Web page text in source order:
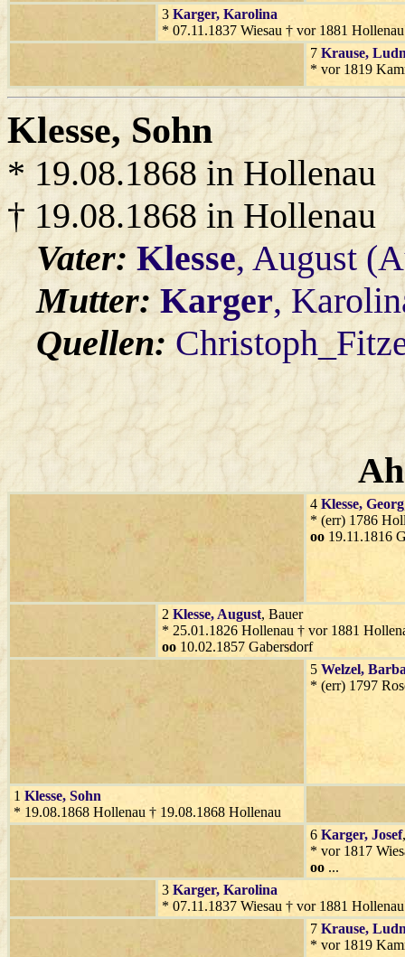
3 Karger, Karolina
* 07.11.1837 Wiesau † vor 1881 Hollenau
7 Krause,
* vor 1819
Klesse, Sohn
* 19.08.1868 in Hollenau
† 19.08.1868 in Hollenau
Vater:Klesse, August
Mutter:Karger,
Quellen:
4 Klesse, Georg
* (err) 1786
oo 19.11.1816
2 Klesse, August, Bauer
* 25.01.1826 Hollenau † vor 1881
oo 10.02.1857 Gabersdorf
5 Welzel,
* (err) 1797
1 Klesse, Sohn
* 19.08.1868 Hollenau † 19.08.1868 Hollenau
6 Karger, Josef
* vor 1817
oo ...
3 Karger, Karolina
* 07.11.1837 Wiesau † vor 1881 Hollenau
7 Krause,
* vor 1819